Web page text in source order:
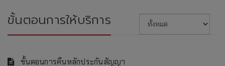
ขั้นตอนการให้บริการ
ขั้นตอนการคืนหลักประกันสัญญา